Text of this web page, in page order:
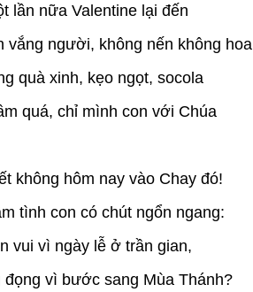
lần nữa Valentine lại đến
vắng người, không nến không hoa
quà xinh, kẹo ngọt, socola
quá, chỉ mình con với Chúa
không hôm nay vào Chay đó!
tình con có chút ngổn ngang:
vui vì ngày lễ ở trần gian,
đọng vì bước sang Mùa Thánh?